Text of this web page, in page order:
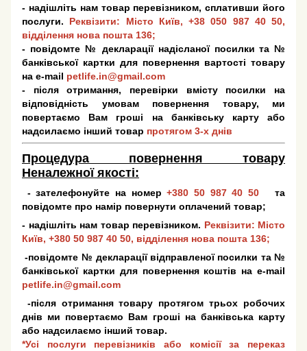
- надішліть нам товар перевізником, сплативши його
послуги. Реквізити: Місто Київ, +38 050 987 40 50,
відділення нова пошта 136;
- повідомте № декларації надісланої посилки та №
банківської картки для повернення вартості товару
на e-mail petlife.in@gmail.com
- після отримання, перевірки вмісту посилки на
відповідність умовам повернення товару, ми
повертаємо Вам гроші на банківську карту або
надсилаємо інший товар протягом 3-х днів
Процедура повернення товару
Неналежної якості:
- зателефонуйте на номер +380 50 987 40 50
та
повідомте про намір повернути оплачений товар;
- надішліть нам товар перевізником. Реквізити: Місто
Київ, +380 50 987 40 50, відділення нова пошта 136;
-повідомте № декларації відправленої посилки та №
банківської картки для повернення коштів на e-mail
petlife.in@gmail.com
-після отримання товару протягом трьох робочих
днів ми повертаємо Вам гроші на банківська карту
або надсилаємо інший товар.
*Усі послуги перевізників або комісії за переказ